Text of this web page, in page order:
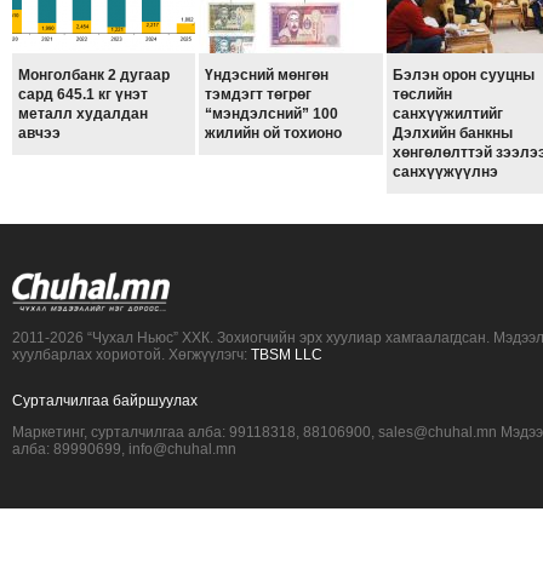
Монголбанк 2 дугаар
сард 645.1 кг үнэт
металл худалдан
авчээ
Үндэсний мөнгөн
тэмдэгт төгрөг
“мэндэлсний” 100
жилийн ой тохионо
Бэлэн орон сууцны
төслийн
санхүүжилтийг
Дэлхийн банкны
хөнгөлөлттэй
санхүүжүүлнэ
2011-2026 “Чухал Ньюс” ХХК. Зохиогчийн эрх хуулиар хамгаалагдсан.
хуулбарлах хориотой. Хөгжүүлэгч: TBSM LLC
Сурталчилгаа байршуулах
Маркетинг, сурталчилгаа алба: 99118318, 88106900, sales@chuhal.mn
алба: 89990699, info@chuhal.mn